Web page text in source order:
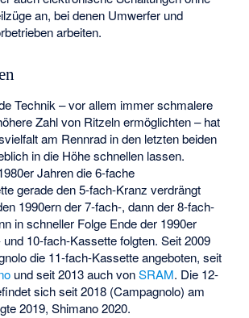
an, bei denen Umwerfer und
arbeiten.
Technik – vor allem immer schmalere
Zahl von Ritzeln ermöglichten – hat
am Rennrad in den letzten beiden
in die Höhe schnellen lassen.
Jahren die 6-fache
gerade den 5-fach-Kranz verdrängt
1990ern der 7-fach-, dann der 8-fach-
in schneller Folge Ende der 1990er
10-fach-Kassette folgten. Seit 2009
die 11-fach-Kassette angeboten, seit
und seit 2013 auch vonSRAM. Die 12-
sich seit 2018 (Campagnolo) am
2019, Shimano 2020.